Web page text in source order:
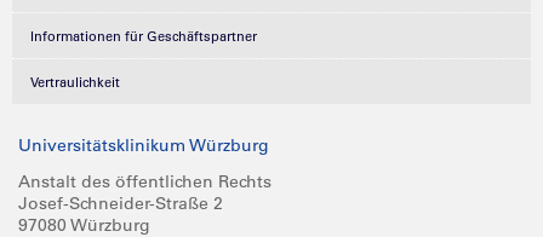
Informationen für Geschäftspartner
Vertraulichkeit
Universitätsklinikum Würzburg
Anstalt des öffentlichen Rechts
Josef-Schneider-Straße 2
97080 Würzburg